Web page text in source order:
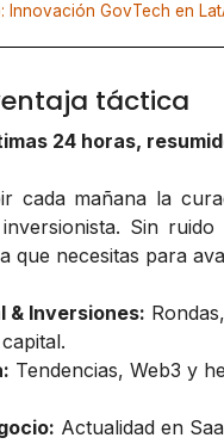
Innovación GovTech en
táctica
24 horas,
cada mañana la
Sin
que necesitas para
& Inversiones:
Tendencias, Web3 y
Actualidad en